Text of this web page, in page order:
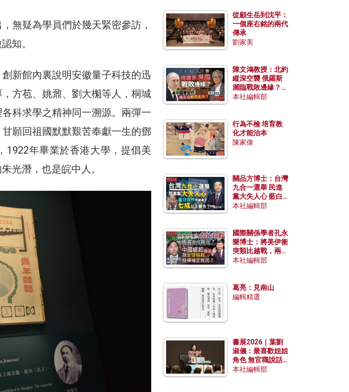
無疑為學員們於幾天緊密參訪，
知。
新館內裏說明安徽量子科技的迅
方苞、姚鼐、劉大櫆等人，桐城
科求學之精神同一溯源。兩彈一
願回祖國默默艱苦奉獻一生的鄧
1922年畢業於香港大學，提倡美
光潛，也是皖中人。
從顧生岳到沈平：
一個座右銘的兩代
傳承
劉家美
陳文鴻教授：北約
縱深空襲 俄羅斯
瀕臨戰敗邊緣？中
國零部件能左右戰
本社編輯部
行為不檢 培育教
化才能治本
陳家偉
關品方博士：台灣
九合一選舉 民進
黨大失人心 藍白
合作有望拿下七成
本社編輯部
國際關係學者孔永
樂博士：將美伊衝
突類比越戰，兩者
有何異同？中國崛
本社編輯部
葛亮：見南山
編輯精選
書展2026｜葉劉
淑儀：最喜歡姐姐
角色 無官職說話
包袱少
本社編輯部